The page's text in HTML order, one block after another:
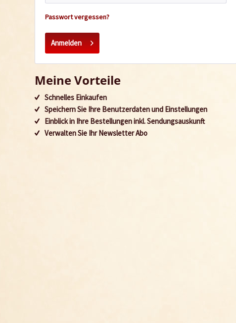
Passwort vergessen?
Anmelden
Meine Vorteile
Schnelles Einkaufen
Speichern Sie Ihre Benutzerdaten und Einstellungen
Einblick in Ihre Bestellungen inkl. Sendungsauskunft
Verwalten Sie Ihr Newsletter Abo